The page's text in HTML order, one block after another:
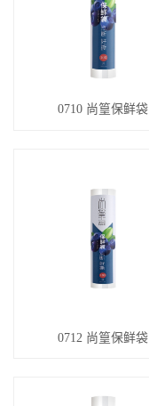
0710 尚篁保鲜袋
0712 尚篁保鲜袋